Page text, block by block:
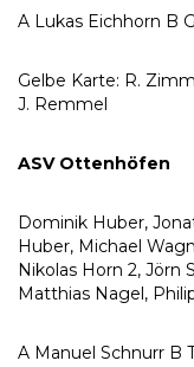
A Lukas Eichhorn B
Gelbe Karte: R.
J. Remmel
ASV Ottenhöfen
Dominik Huber,
Huber, Michael
Nikolas Horn 2, Jörn
Matthias Nagel,
A Manuel Schnurr B